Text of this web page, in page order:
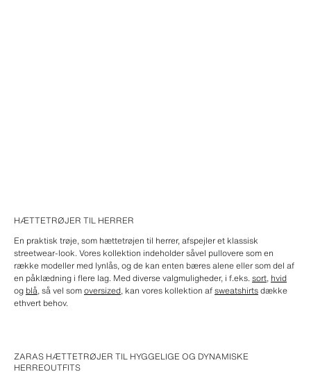
HÆTTETRØJER TIL HERRER
En praktisk trøje, som hættetrøjen til herrer, afspejler et klassisk
streetwear-look. Vores kollektion indeholder såvel pullovere som en
række modeller med lynlås, og de kan enten bæres alene eller som del af
en påklædning i flere lag. Med diverse valgmuligheder, i f.eks.sort, hvid
og blå, så vel somoversized, kan vores kollektion afsweatshirtsdække
ethvert behov.
ZARAS HÆTTETRØJER TIL HYGGELIGE OG DYNAMISKE
HERREOUTFITS